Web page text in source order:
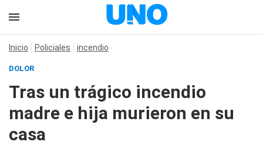
Inicio Policiales incendio
DOLOR
Tras un trágico incendio
madre e hija murieron en su
casa